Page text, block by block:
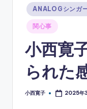
Posted
in
ANALOGシンガ
関心事
小西寛
られた
Posted
小西寛子 2025年